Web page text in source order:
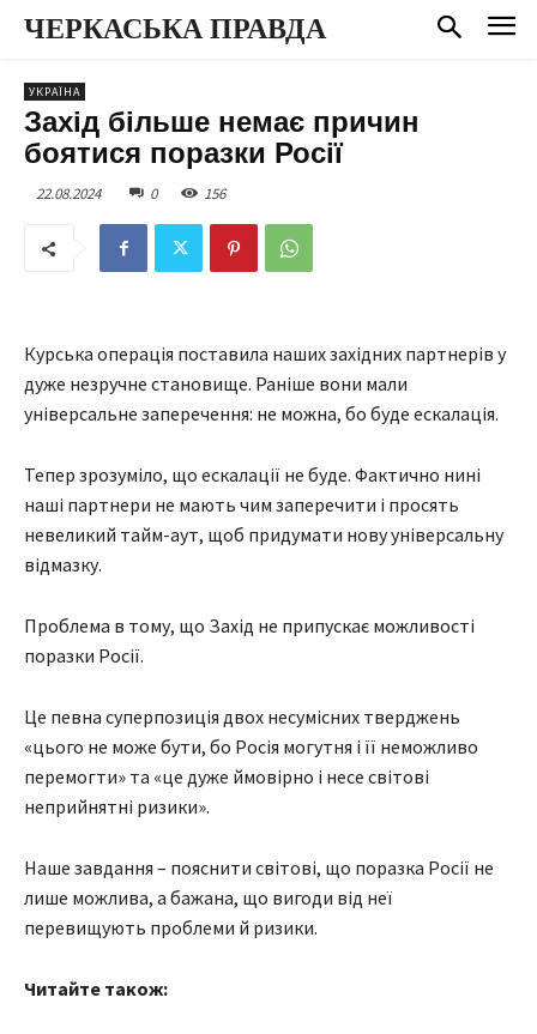
ЧЕРКАСЬКА ПРАВДА
УКРАЇНА
Захід більше немає причин
боятися поразки Росії
22.08.2024 0 156
Курська операція поставила наших західних партнерів у
дуже незручне становище. Раніше вони мали
універсальне заперечення: не можна, бо буде ескалація.
Тепер зрозуміло, що ескалації не буде. Фактично нині
наші партнери не мають чим заперечити і просять
невеликий тайм-аут, щоб придумати нову універсальну
відмазку.
Проблема в тому, що Захід не припускає можливості
поразки Росії.
Це певна суперпозиція двох несумісних тверджень
«цього не може бути, бо Росія могутня і її неможливо
перемогти» та «це дуже ймовірно і несе світові
неприйнятні ризики».
Наше завдання – пояснити світові, що поразка Росії не
лише можлива, а бажана, що вигоди від неї
перевищують проблеми й ризики.
Читайте також: